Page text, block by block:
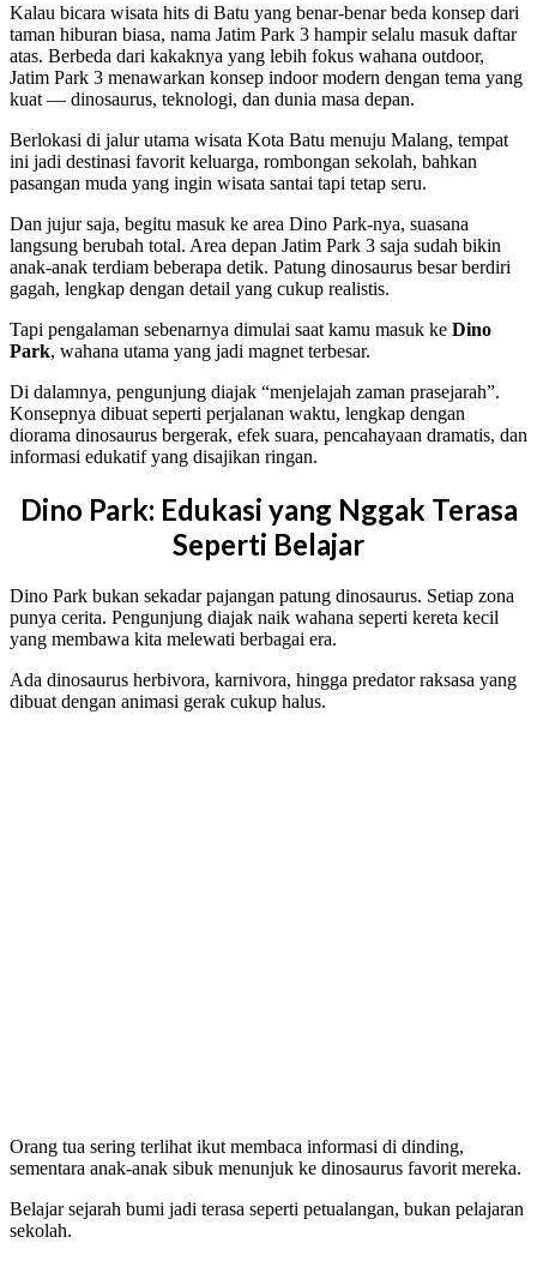
Kalau bicara wisata hits di Batu yang benar-benar beda konsep dari
taman hiburan biasa, nama Jatim Park 3 hampir selalu masuk daftar
atas. Berbeda dari kakaknya yang lebih fokus wahana outdoor,
Jatim Park 3 menawarkan konsep indoor modern dengan tema yang
kuat — dinosaurus, teknologi, dan dunia masa depan.
Berlokasi di jalur utama wisata Kota Batu menuju Malang, tempat
ini jadi destinasi favorit keluarga, rombongan sekolah, bahkan
pasangan muda yang ingin wisata santai tapi tetap seru.
Dan jujur saja, begitu masuk ke area Dino Park-nya, suasana
langsung berubah total. Area depan Jatim Park 3 saja sudah bikin
anak-anak terdiam beberapa detik. Patung dinosaurus besar berdiri
gagah, lengkap dengan detail yang cukup realistis.
Tapi pengalaman sebenarnya dimulai saat kamu masuk ke Dino
Park, wahana utama yang jadi magnet terbesar.
Di dalamnya, pengunjung diajak “menjelajah zaman prasejarah”.
Konsepnya dibuat seperti perjalanan waktu, lengkap dengan
diorama dinosaurus bergerak, efek suara, pencahayaan dramatis, dan
informasi edukatif yang disajikan ringan.
Dino Park: Edukasi yang Nggak Terasa
Seperti Belajar
Dino Park bukan sekadar pajangan patung dinosaurus. Setiap zona
punya cerita. Pengunjung diajak naik wahana seperti kereta kecil
yang membawa kita melewati berbagai era.
Ada dinosaurus herbivora, karnivora, hingga predator raksasa yang
dibuat dengan animasi gerak cukup halus.
Orang tua sering terlihat ikut membaca informasi di dinding,
sementara anak-anak sibuk menunjuk ke dinosaurus favorit mereka.
Belajar sejarah bumi jadi terasa seperti petualangan, bukan pelajaran
sekolah.